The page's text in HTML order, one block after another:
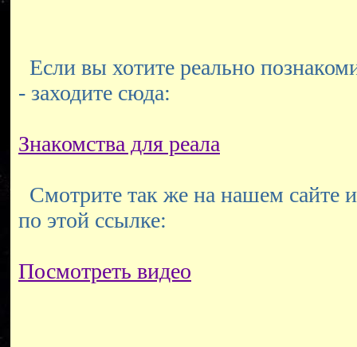
Если вы хотите реально
- заходите сюда:
Знакомства для реала
Смотрите так же на нашем сайте
по этой ссылке:
Посмотреть видео